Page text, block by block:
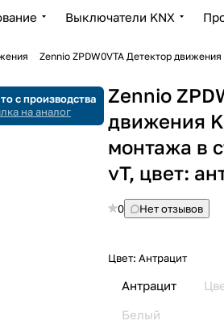
Выключатели KNX
Zennio ZPDW0VTA Детектор
с производства
на аналог
Zennio
движения
монтажа в
vT, цвет:
0 Нет отзывов
Цвет:Антрацит
Антрацит
Белый